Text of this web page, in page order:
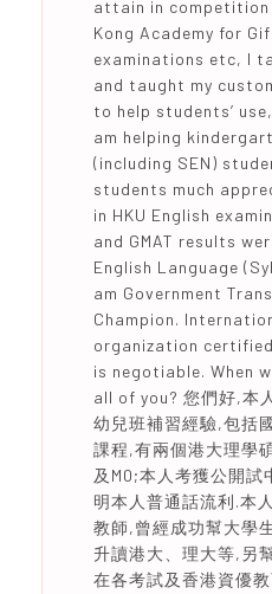
attain in competition
Kong Academy for
examinations etc, I
and taught my
to help students’
am helping
(including SEN)
students much
in HKU English
and GMAT results
English Language
am Government
Champion.
organization
is negotiable. When
all of you? 您們好,本
幼兒班補習經驗,包括
課程,有兩個港大理學
及M0;本人考獲公開
明本人普通話流利.本
教師,曾經成功幫大學
升讀港大、理大等,另
在各考試及香港資優